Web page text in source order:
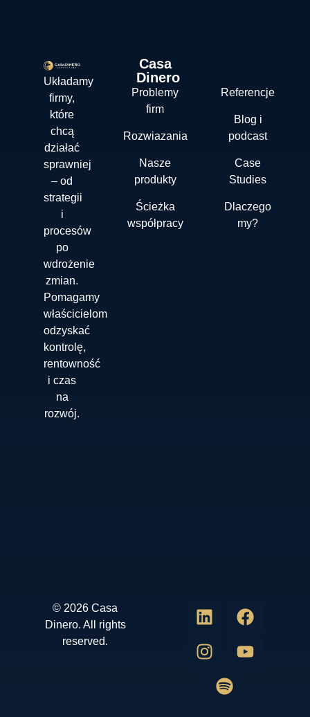
Układamy
firmy,
które
chcą
działać
sprawniej
– od
strategii
i
procesów
po
wdrożenie
zmian.
Pomagamy
właścicielom
odzyskać
kontrolę,
rentowność
i czas
na
rozwój.
Casa
Dinero
Problemy
firm
Rozwiazania
Nasze
produkty
Ścieżka
współpracy
Referencje
Blog i
podcast
Case
Studies
Dlaczego
my?
© 2026 Casa
Dinero. All rights
reserved.